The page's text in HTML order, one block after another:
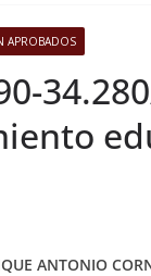
APROBADOS
ANTONIO